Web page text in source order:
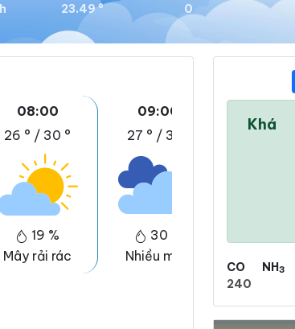
23.49 °
0
08:00
26 ° / 30 °
19 %
Mây rải rác
09:00
27 ° / 31 °
30 %
Nhiều mây
28 °/
Khá
CO
240
NH3